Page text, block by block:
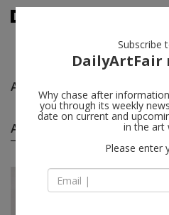
Alessandra Spranzi
Alessandra Spranzi group
Subscribe
DailyArtFair
Why chase after
you through its weekly
date on current and
in the art
Please enter